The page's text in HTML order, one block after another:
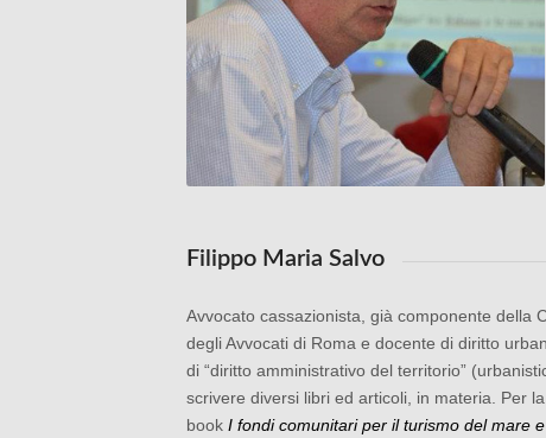
Filippo Maria Salvo
Avvocato cassazionista, già componente della
degli Avvocati di Roma e docente di diritto
di “diritto amministrativo del territorio”
scrivere diversi libri ed articoli, in materia. Per
book I fondi comunitari per il turismo del mare